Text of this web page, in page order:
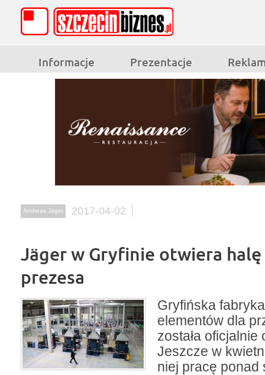
Informacje Prezentacje
Andreas Jäger 2017-04-02
Jäger w Gryfinie otwiera halę
prezesa
Gryfińska
elementów dla
została oficjalnie
Jeszcze w
niej pracę ponad